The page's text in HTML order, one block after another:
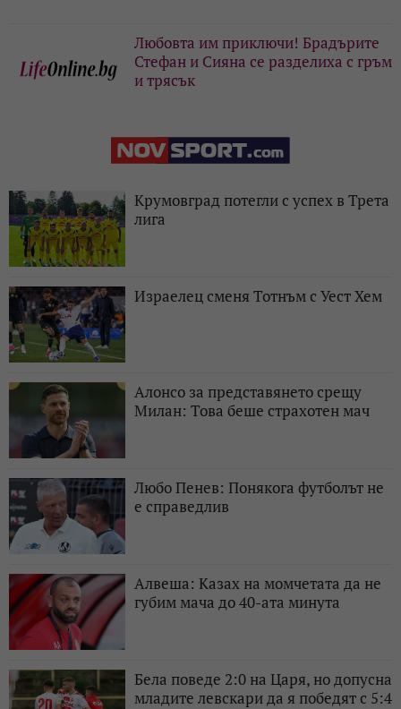
Любовта им приключи! Брадърите
Стефан и Сияна се разделиха с гръм
и трясък
Крумовград потегли с успех в Трета
лига
Израелец сменя Тотнъм с Уест Хем
Алонсо за представянето срещу
Милан: Това беше страхотен мач
Любо Пенев: Понякога футболът не
е справедлив
Алвеша: Казах на момчетата да не
губим мача до 40-ата минута
Бела поведе 2:0 на Царя, но допусна
младите левскари да я победят с 5:4